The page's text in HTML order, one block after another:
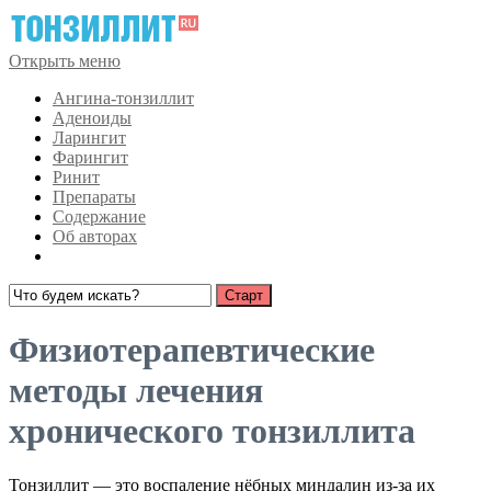
Открыть меню
Ангина-тонзиллит
Аденоиды
Ларингит
Фарингит
Ринит
Препараты
Содержание
Об авторах
Физиотерапевтические
методы лечения
хронического тонзиллита
Тонзиллит — это воспаление нёбных миндалин из-за их